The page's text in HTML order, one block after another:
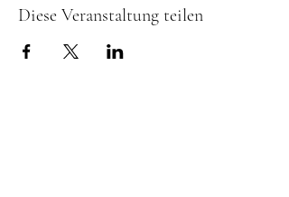
Diese Veranstaltung teilen